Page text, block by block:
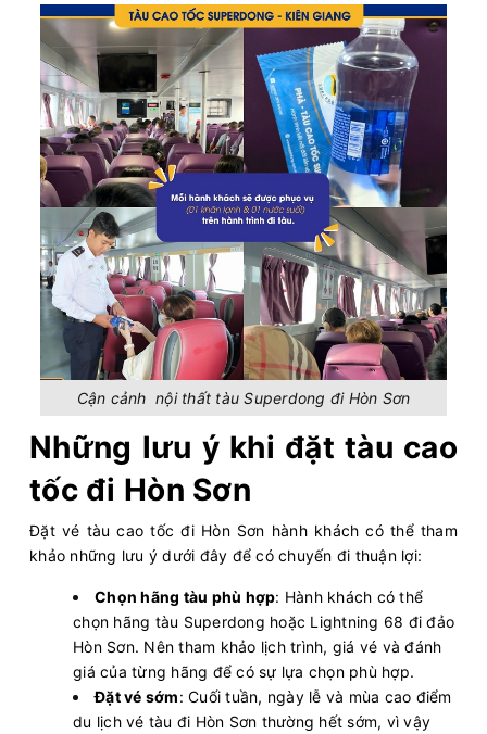
Cận cảnh nội thất tàu Superdong đi Hòn Sơn
Những lưu ý khi đặt tàu cao
tốc đi Hòn Sơn
Đặt vé tàu cao tốc đi Hòn Sơn hành khách có thể tham
khảo những lưu ý dưới đây để có chuyến đi thuận lợi:
Chọn hãng tàu phù hợp: Hành khách có thể
chọn hãng tàu Superdong hoặc Lightning 68 đi đảo
Hòn Sơn. Nên tham khảo lịch trình, giá vé và đánh
giá của từng hãng để có sự lựa chọn phù hợp.
Đặt vé sớm: Cuối tuần, ngày lễ và mùa cao điểm
du lịch vé tàu đi Hòn Sơn thường hết sớm, vì vậy